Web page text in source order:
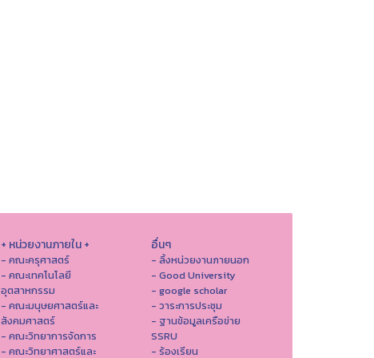
+ หน่วยงานภายใน +
- คณะครุศาสตร์
- คณะเทคโนโลยี
อุตสาหกรรม
- คณะมนุษยศาสตร์และ
สังคมศาสตร์
- คณะวิทยาการจัดการ
- คณะวิทยาศาสตร์และ
อื่นๆ
- ลิ้งหน่วยงานภายนอก
- Good University
- google scholar
- วาระการประชุม
- ฐานข้อมูลเครือข่าย
SSRU
- ร้องเรียน